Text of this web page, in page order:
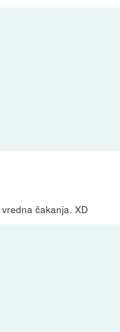
čakanja. XD